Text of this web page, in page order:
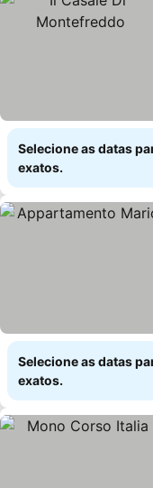
Selecione as datas
exatos.
Selecione as datas
exatos.